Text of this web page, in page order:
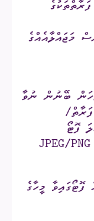
މަޖައްލާއެއްގެ
ބޭނުން ނުވާ
ފޮޓޯ
(ޕާސްޕޯޓުގެ މިންގަނޑަށް ފެތޭ، JPEG/PNG
މީހާގެ